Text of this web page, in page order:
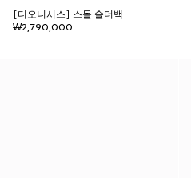
[디오니서스] 스몰 숄더백
₩2,790,000